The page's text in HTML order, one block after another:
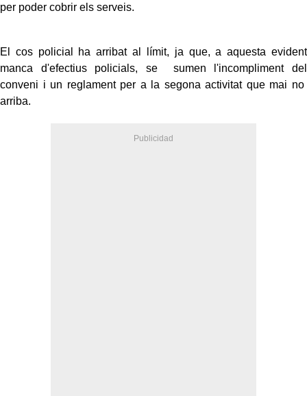
per poder cobrir els serveis.
El cos policial ha arribat al límit, ja que, a aquesta evident
manca d'efectius policials, se sumen l'incompliment del
conveni i un reglament per a la segona activitat que mai no
arriba.